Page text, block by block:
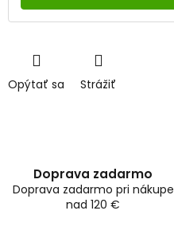
Opýtať sa Strážiť
Doprava zadarmo
Doprava zadarmo pri nákupe
nad 120 €